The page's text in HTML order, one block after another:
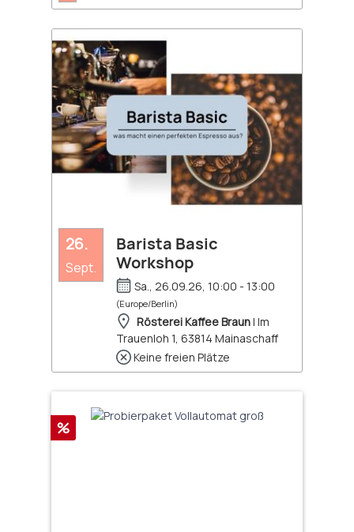
26.
Sept.
Barista Basic
Workshop
Sa., 26.09.26, 10:00 - 13:00
(Europe/Berlin)
Rösterei Kaffee Braun| Im
Trauenloh 1, 63814 Mainaschaff
Keine freien Plätze
Rabatt
%